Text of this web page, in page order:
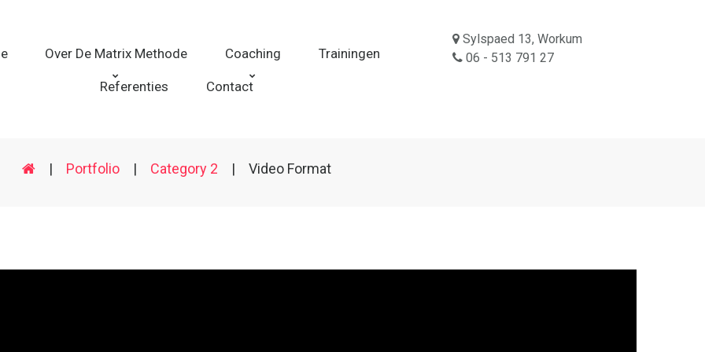
Sylspaed 13, Workum
06 - 513 791 27
Over De Matrix Methode Coaching Trainingen
Referenties Contact
| Portfolio | Category 2 | Video Format